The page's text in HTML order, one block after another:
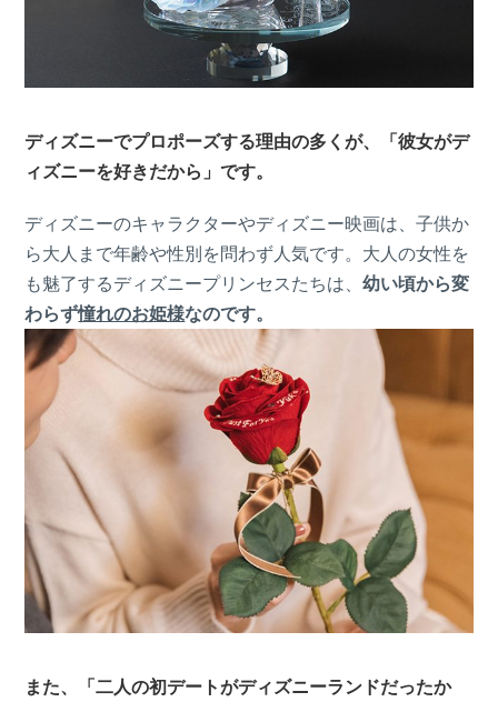
ディズニーでプロポーズする理由の多くが、「彼女がデ
ィズニーを好きだから」です。
ディズニーのキャラクターやディズニー映画は、子供か
ら大人まで年齢や性別を問わず人気です。大人の女性を
も魅了するディズニープリンセスたちは、幼い頃から変
わらず憧れのお姫様なのです。
また、「二人の初デートがディズニーランドだったか